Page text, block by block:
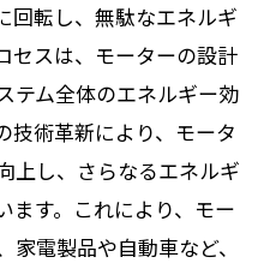
回転し、無駄なエネルギ
セスは、モーターの設計
テム全体のエネルギー効
技術革新により、モータ
上し、さらなるエネルギ
ます。これにより、モー
電製品や自動車など、